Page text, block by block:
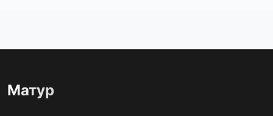
Матур